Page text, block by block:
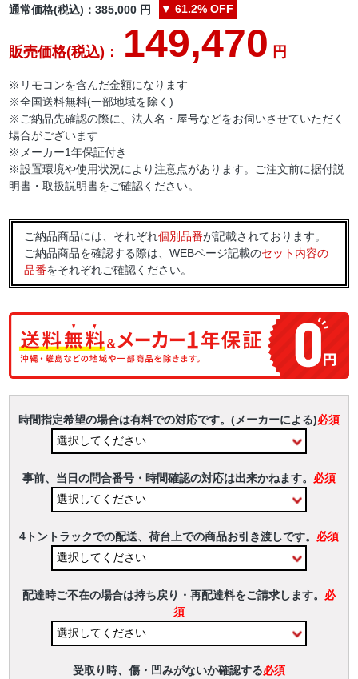
通常価格(税込)：385,000 円 ▼ 61.2% OFF
販売価格(税込)： 149,470 円
※リモコンを含んだ金額になります
※全国送料無料(一部地域を除く)
※ご納品先確認の際に、法人名・屋号などをお伺いさせていただく
場合がございます
※メーカー1年保証付き
※設置環境や使用状況により注意点があります。ご注文前に据付説
明書・取扱説明書をご確認ください。
ご納品商品には、それぞれ個別品番が記載されております。
ご納品商品を確認する際は、WEBページ記載のセット内容の
品番をそれぞれご確認ください。
時間指定希望の場合は有料での対応です。(メーカーによる)必須
事前、当日の問合番号・時間確認の対応は出来かねます。 必須
4トントラックでの配送、荷台上での商品お引き渡しです。 必須
配達時ご不在の場合は持ち戻り・再配達料をご請求します。 必
須
受取り時、傷・凹みがないか確認する必須